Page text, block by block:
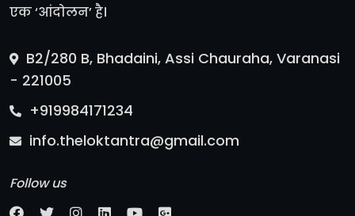
एक ‘आंदोलन’ है।
B2/280 B, Bhadaini, Assi Chauraha, Varanasi
- 221005
+919984171234
info.theloktantra@gmail.com
Follow us